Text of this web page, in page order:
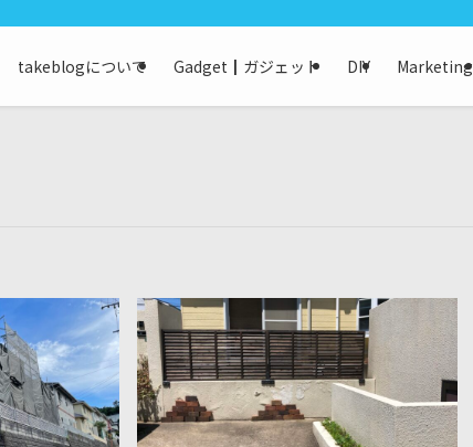
takeblogについて Gadget┃ガジェット DIY Marketing